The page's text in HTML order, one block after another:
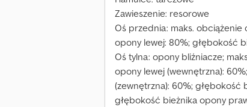
Zawieszenie: resorowe
Oś przednia: maks. obciążenie
opony lewej: 80%; głębokość
Oś tylna: opony bliźniacze;
opony lewej (wewnętrzna):
(zewnętrzna): 60%; głębokość
głębokość bieżnika opony